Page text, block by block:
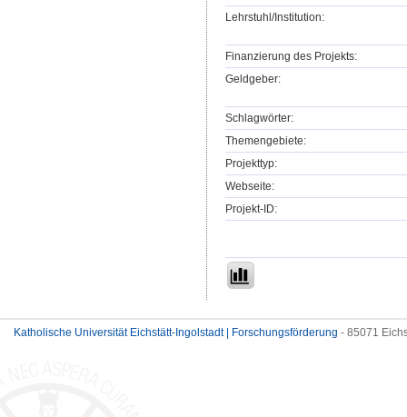
Lehrstuhl/Institution:
Finanzierung des Projekts:
Geldgeber:
Schlagwörter:
Themengebiete:
Projekttyp:
Webseite:
Projekt-ID:
Katholische Universität Eichstätt-Ingolstadt | Forschungsförderung - 85071